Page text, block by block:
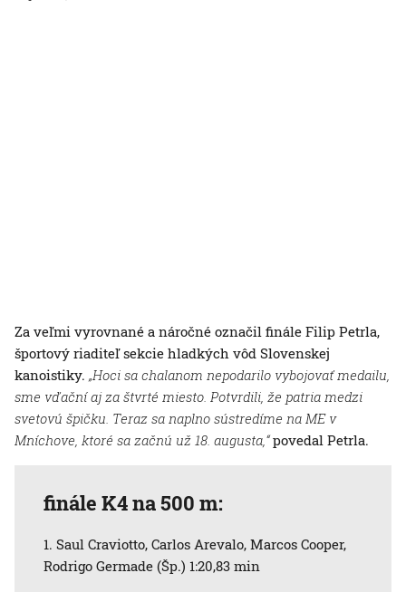
Za veľmi vyrovnané a náročné označil finále Filip Petrla,
športový riaditeľ sekcie hladkých vôd Slovenskej
kanoistiky. „Hoci sa chalanom nepodarilo vybojovať medailu,
sme vďační aj za štvrté miesto. Potvrdili, že patria medzi
svetovú špičku. Teraz sa naplno sústredíme na ME v
Mníchove, ktoré sa začnú už 18. augusta,“povedal Petrla.
finále K4 na 500 m:
1. Saul Craviotto, Carlos Arevalo, Marcos Cooper,
Rodrigo Germade (Šp.) 1:20,83 min